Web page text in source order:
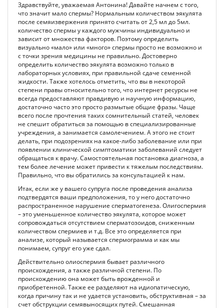
Здравствуйте, уважаемая Антонина! Давайте начнем с того,
что значит мало спермы? Нормальным количеством эякулята
после семяизвержения принято считать от 2,5 мл до 5мл.
количество спермы у каждого мужчины индивидуально и
зависит от множества факторов. Поэтому определить
визуально «мало» или «много» спермы просто не возможно и
с точки зрения медицины не правильно. Достоверно
определить количество эякулята возможно только в
лабораторных условиях, при правильной сдаче семенной
жидкости. Также хотелось отметить, что вы в некоторой
степени правы относительно того, что интернет ресурсы не
всегда предоставляют правдивую и научную информацию,
достаточно часто это просто размытые общие фразы. Чаще
всего после прочтения таких сомнительный статей, человек
не спешит обратиться за помощью в специализированные
учреждения, а занимается самолечением. А этого не стоит
делать, при подозрениях на какое-либо заболевание или при
появлении клинической симптоматики заболеваний следует
обращаться к врачу. Самостоятельная постановка диагноза, а
тем более лечение может привести к тяжелым последствиям.
Правильно, что вы обратились за консультацией к нам.
Итак, если же у вашего супруга после проведения анализа
подтвердятся ваши предположения, то у него достаточно
распространенное нарушение сперматогенеза. Олигоспермия
– это уменьшенное количество эякулята, которое может
сопровождаться отсутствием сперматозоидов, сниженным
количеством спермиев и т.д. Все это определяется при
анализе, который называется спермограмма и как мы
понимаем, супруг его уже сдал.
Действительно олиоспермия бывает различного
происхождения, а также различной степени. По
происхождению она может быть врожденной и
приобретенной. Также ее разделяют на идиопатическую,
когда причину так и не удается установить, обструктивная – за
счет обструкции семявыносящих путей. Смешанная